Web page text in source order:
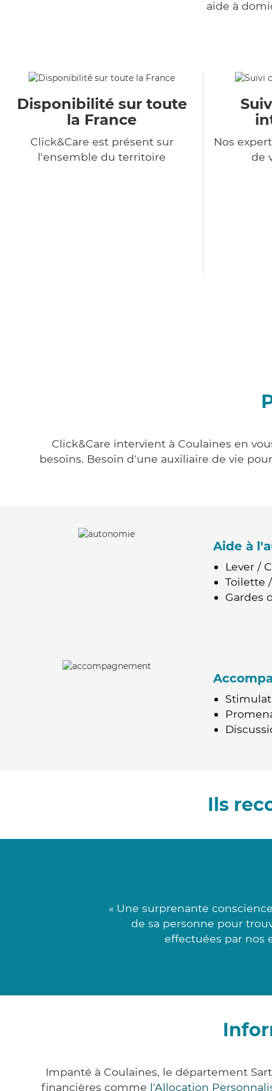
aide à
Disponibilité sur toute
la France
Click&Care est présent sur
l'ensemble du territoire
Nos
de
Click&Care intervient à Coulaines en
besoins. Besoin d'une auxiliaire de vie
Aide à
Lever /
Toilette
Gardes
Ils
« Une surprenante
de sa personne pour
effectuées par nos
Impanté à Coulaines, le département
financières comme l'Allocation